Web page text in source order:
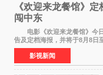
《欢迎来龙餐馆》
闯中东
电影《欢迎来龙餐馆》今日
告及定档海报，并将于8月8日
食大片，影片讲述的是中国厨
影视新闻